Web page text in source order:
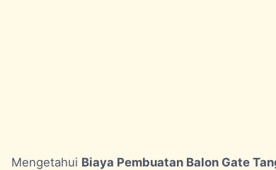
Mengetahui Biaya Pembuatan Balon Gate